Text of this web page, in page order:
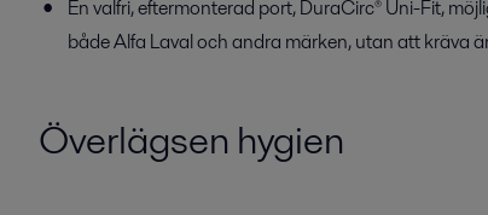
En valfri, eftermonterad port, DuraCirc® Uni-Fit,
både Alfa Laval och andra märken, utan att kräva
Överlägsen hygien